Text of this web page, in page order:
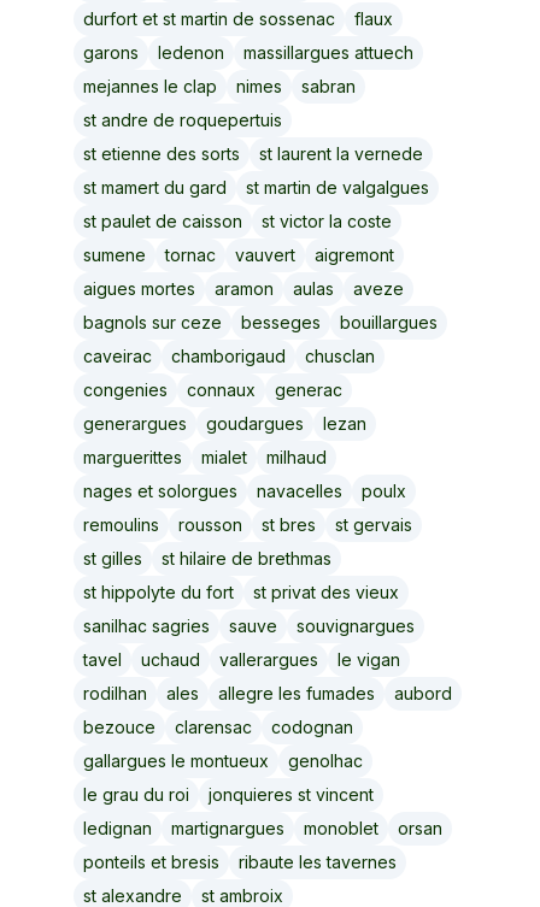
durfort et st martin de sossenac
flaux
garons
ledenon
massillargues attuech
mejannes le clap
nimes
sabran
st andre de roquepertuis
st etienne des sorts
st laurent la vernede
st mamert du gard
st martin de valgalgues
st paulet de caisson
st victor la coste
sumene
tornac vauvert
aigremont
aigues mortes
aramon aulas
aveze
bagnols sur ceze
besseges
bouillargues
caveirac
chamborigaud
chusclan
congenies
connaux
generac
generargues
goudargues
lezan
marguerittes
mialet
milhaud
nages et solorgues
navacelles
poulx
remoulins
rousson st bres
st gervais
st gilles
st hilaire de brethmas
st hippolyte du fort
st privat des vieux
sanilhac sagries
sauve
souvignargues
tavel
uchaud vallerargues
le vigan
rodilhan
ales allegre les fumades
aubord
bezouce
clarensac
codognan
gallargues le montueux
genolhac
le grau du roi
jonquieres st vincent
ledignan
martignargues monoblet
orsan
ponteils et bresis
ribaute les tavernes
st alexandre
st ambroix